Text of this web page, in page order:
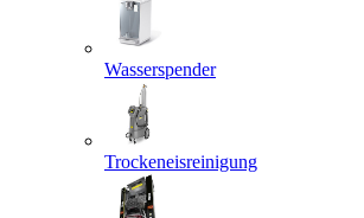
Wasserspender
Trockeneisreinigung